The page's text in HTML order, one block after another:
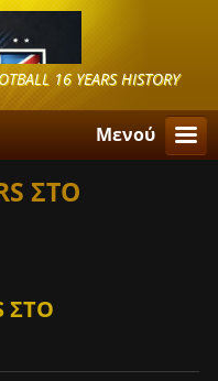
16 YEARS HISTORY
Μενού
ΣΤΟ
ΣΤΟ